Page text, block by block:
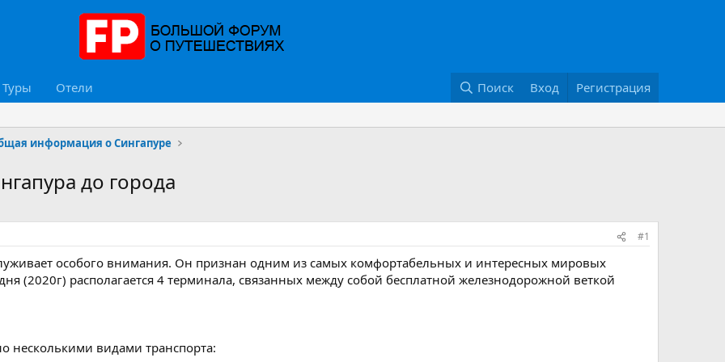
Туры Отели Поиск Вход Регистрация
информация о Сингапуре
до города
#1
особого внимания. Он признан одним из самых комфортабельных и интересных мировых
(2020г) располагается 4 терминала, связанных между собой бесплатной железнодорожной веткой
несколькими видами транспорта: